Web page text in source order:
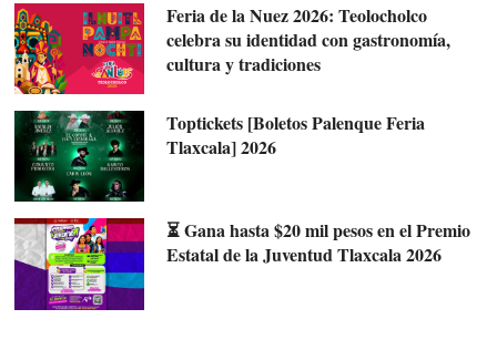
Feria de la Nuez 2026: Teolocholco
celebra su identidad con gastronomía,
cultura y tradiciones
Toptickets [Boletos Palenque Feria
Tlaxcala] 2026
⏳ Gana hasta $20 mil pesos en el Premio
Estatal de la Juventud Tlaxcala 2026